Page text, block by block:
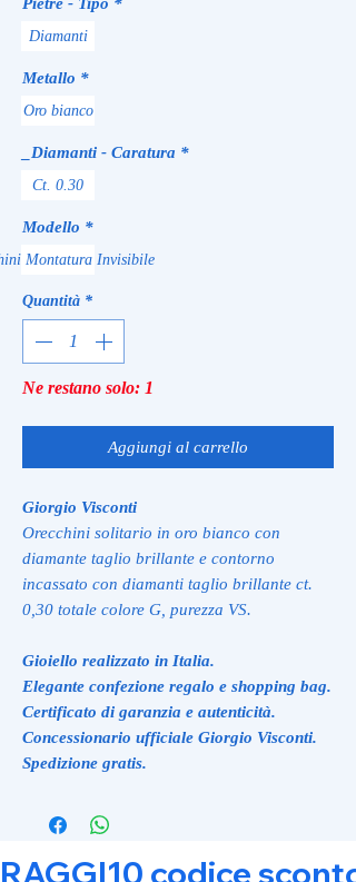
Diamanti
Metallo *
Oro bianco
_Diamanti - Caratura *
Ct. 0.30
Modello *
Montatura Invisibile
Quantità *
Ne restano solo: 1
Aggiungi al carrello
Giorgio Visconti
Orecchini solitario in oro bianco con
diamante taglio brillante e contorno
incassato con diamanti taglio brillante ct.
0,30 totale colore G, purezza VS.
Gioiello realizzato in Italia.
Elegante confezione regalo e shopping bag.
Certificato di garanzia e autenticità.
Concessionario ufficiale Giorgio Visconti.
Spedizione gratis.
RAGGI10 codice